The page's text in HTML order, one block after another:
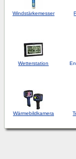
Windstärkemesser
Wetterstation
Wärmebildkamera